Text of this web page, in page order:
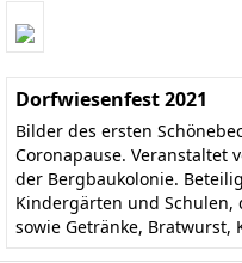
Dorfwiesenfest 2021
Bilder des ersten
Coronapause. Veranstaltet
der Bergbaukolonie.
Kindergärten und
sowie Getränke, Bratwurst,